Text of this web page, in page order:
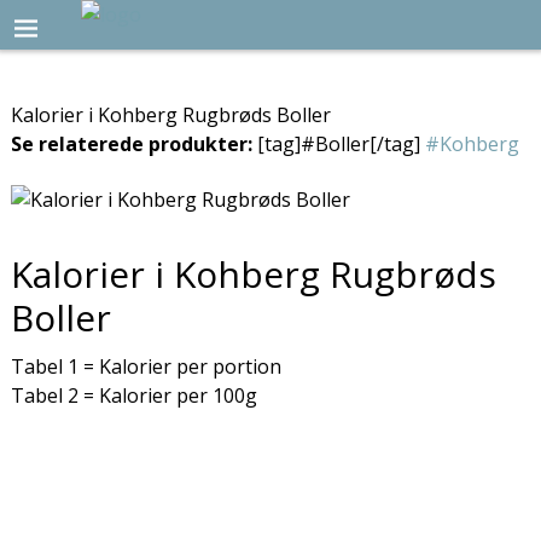
Kalorier i Kohberg Rugbrøds Boller
Se relaterede produkter:[tag]#Boller[/tag] #Kohberg
Kalorier i Kohberg Rugbrøds
Boller
Tabel 1 = Kalorier per portion
Tabel 2 = Kalorier per 100g